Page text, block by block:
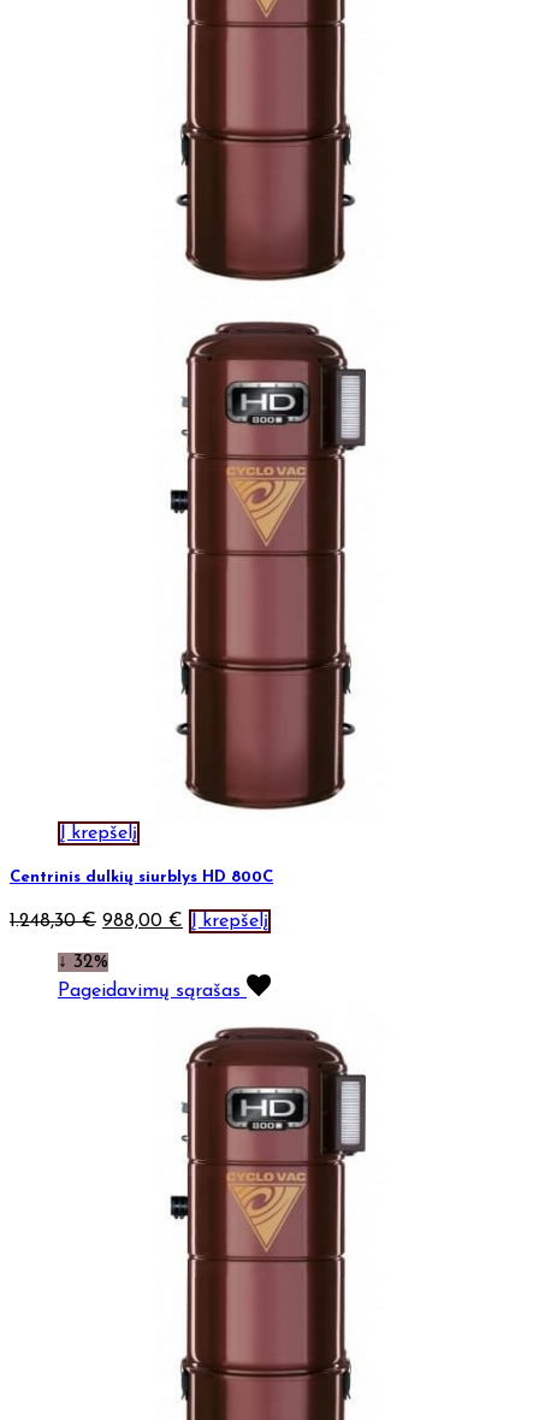
Į krepšelį
Centrinis dulkių siurblys HD 800C
1.248,30€ 988,00 € Į krepšelį
↓ 32%
Pageidavimų sąrašas